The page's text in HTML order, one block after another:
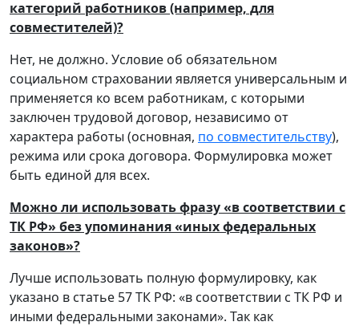
категорий работников (например, для
совместителей)?
Нет, не должно. Условие об обязательном
социальном страховании является универсальным и
применяется ко всем работникам, с которыми
заключен трудовой договор, независимо от
характера работы (основная, по совместительству),
режима или срока договора. Формулировка может
быть единой для всех.
Можно ли использовать фразу «в соответствии с
ТК РФ» без упоминания «иных федеральных
законов»?
Лучше использовать полную формулировку, как
указано в статье 57 ТК РФ: «в соответствии с ТК РФ и
иными федеральными законами». Так как